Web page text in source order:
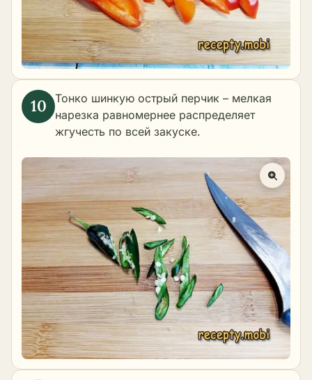
Тонко шинкую острый перчик – мелкая
нарезка равномернее распределяет
жгучесть по всей закуске.